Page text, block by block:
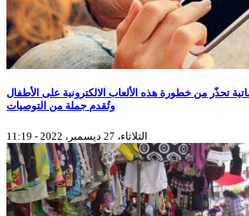
تحذّر من خطورة هذه الألعاب الالكترونية على الأطفال
وتُقدم جملة من التوصيات
الثلاثاء، 27 ديسمبر، 2022 - 11:19